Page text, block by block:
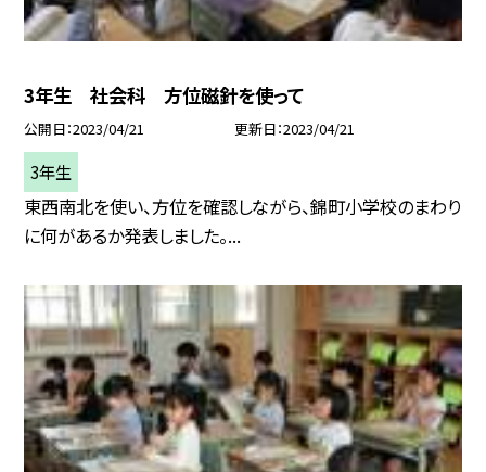
3年生 社会科 方位磁針を使って
公開日 2023/04/21 更新日 2023/04/21
3年生
東西南北を使い、方位を確認しながら、錦町小学校のまわり
に何があるか発表しました。...